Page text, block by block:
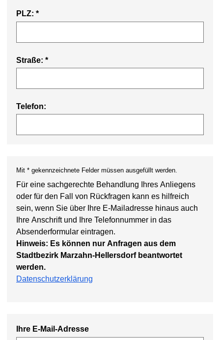
PLZ: *
Straße: *
Telefon:
Mit * gekennzeichnete Felder müssen ausgefüllt werden.
Für eine sachgerechte Behandlung Ihres Anliegens
oder für den Fall von Rückfragen kann es hilfreich
sein, wenn Sie über Ihre E-Mailadresse hinaus auch
Ihre Anschrift und Ihre Telefonnummer in das
Absenderformular eintragen.
Hinweis: Es können nur Anfragen aus dem
Stadtbezirk Marzahn-Hellersdorf beantwortet
werden.
Datenschutzerklärung
Ihre E-Mail-Adresse